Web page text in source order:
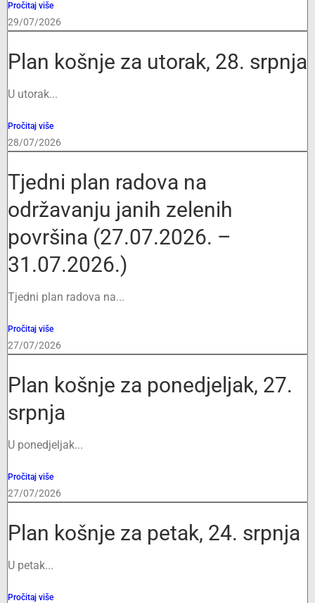
Pročitaj više
29/07/2026
Plan košnje za utorak, 28. srpnja
U utorak...
Pročitaj više
28/07/2026
Tjedni plan radova na
održavanju janih zelenih
površina (27.07.2026. –
31.07.2026.)
Tjedni plan radova na...
Pročitaj više
27/07/2026
Plan košnje za ponedjeljak, 27.
srpnja
U ponedjeljak...
Pročitaj više
27/07/2026
Plan košnje za petak, 24. srpnja
U petak...
Pročitaj više